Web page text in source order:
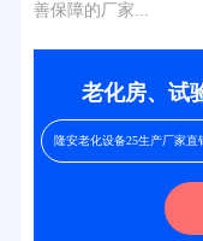
善保障的厂家...
老化房、试
隆安老化设备25生产厂家